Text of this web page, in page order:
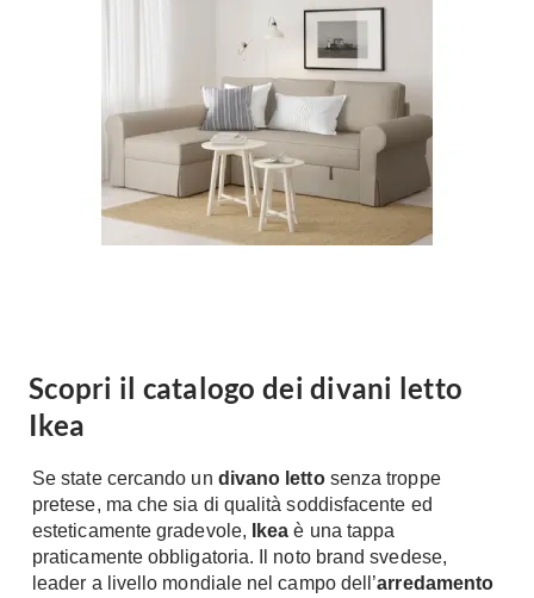
Asciugatrici
Piccoli
Elettrodomestici
Casalinghi
Soggiorno
Mobili Soggiorno
Librerie
Vetrine
Pareti Attrezzate
Porta Tv
Faretti
Applique
Plafoniere
Riscaldamento
Caminetti
Stufe
Radiatori
Stube
Climatizzatore
Deumidificatori
Chiller
Pompe di calore
Scopri il catalogo dei divani letto
Ikea
Se state cercando un divano lettosenza troppe
pretese, ma che sia di qualità soddisfacente ed
esteticamente gradevole,
Ikea è una tappa
praticamente obbligatoria. Il noto brand svedese,
leader a livello mondiale nel campo dell’arredamento